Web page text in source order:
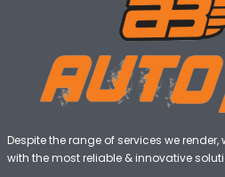
Despite the range of services we
with the most reliable & innovative